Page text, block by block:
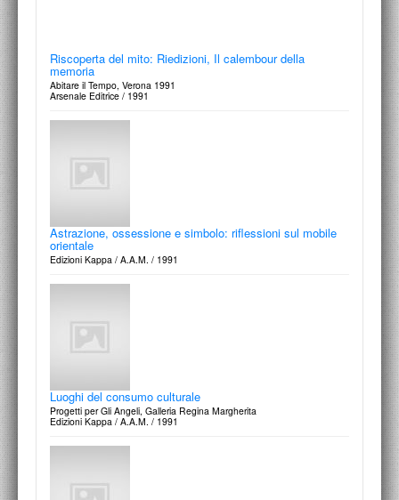
Riscoperta del mito: Riedizioni, Il calembour della
memoria
Abitare il Tempo, Verona 1991
Arsenale Editrice / 1991
Astrazione, ossessione e simbolo: riflessioni sul mobile
orientale
Edizioni Kappa / A.A.M. / 1991
Luoghi del consumo culturale
Progetti per Gli Angeli, Galleria Regina Margherita
Edizioni Kappa / A.A.M. / 1991